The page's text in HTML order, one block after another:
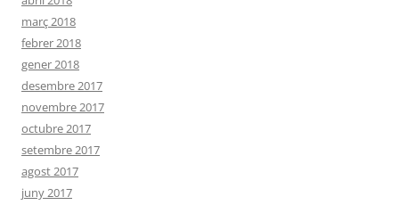
març 2018
febrer 2018
gener 2018
desembre 2017
novembre 2017
octubre 2017
setembre 2017
agost 2017
juny 2017